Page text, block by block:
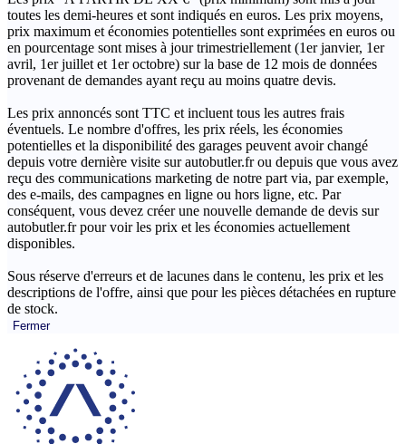
toutes les demi-heures et sont indiqués en euros. Les prix moyens,
prix maximum et économies potentielles sont exprimées en euros ou
en pourcentage sont mises à jour trimestriellement (1er janvier, 1er
avril, 1er juillet et 1er octobre) sur la base de 12 mois de données
provenant de demandes ayant reçu au moins quatre devis.
Les prix annoncés sont TTC et incluent tous les autres frais
éventuels. Le nombre d'offres, les prix réels, les économies
potentielles et la disponibilité des garages peuvent avoir changé
depuis votre dernière visite sur autobutler.fr ou depuis que vous avez
reçu des communications marketing de notre part via, par exemple,
des e-mails, des campagnes en ligne ou hors ligne, etc. Par
conséquent, vous devez créer une nouvelle demande de devis sur
autobutler.fr pour voir les prix et les économies actuellement
disponibles.
Sous réserve d'erreurs et de lacunes dans le contenu, les prix et les
descriptions de l'offre, ainsi que pour les pièces détachées en rupture
de stock.
Fermer